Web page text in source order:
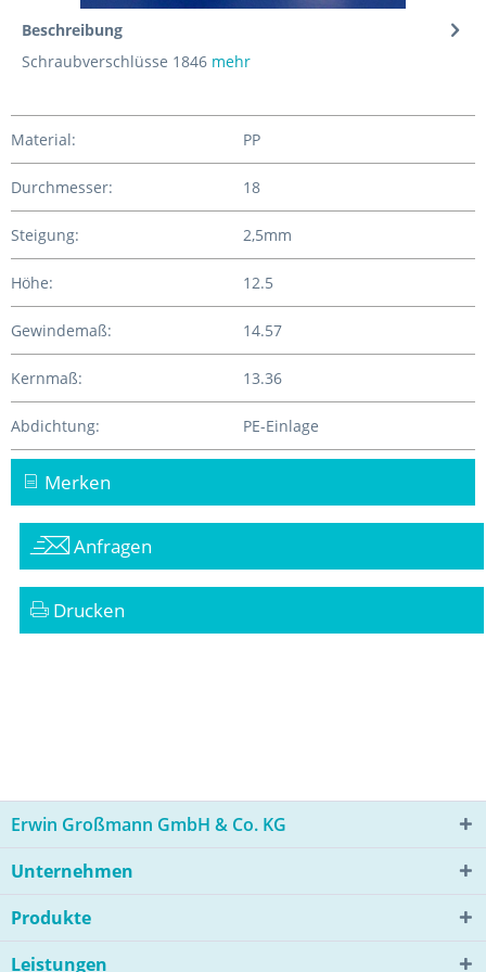
Beschreibung
Schraubverschlüsse 1846 mehr
Material: PP
Durchmesser: 18
Steigung: 2,5mm
Höhe: 12.5
Gewindemaß: 14.57
Kernmaß: 13.36
Abdichtung: PE-Einlage
Merken
Anfragen
Drucken
Erwin Großmann GmbH & Co. KG
Unternehmen
Produkte
Leistungen